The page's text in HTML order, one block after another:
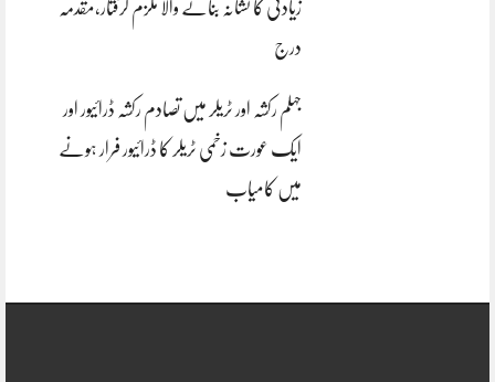
زیادتی کا نشانہ بنانے والا ملزم گرفتار،مقدمہ
درج
جہلم رکشہ اور ٹریلر میں تصادم رکشہ ڈرائیور اور
ایک عورت زخمی ٹریلر کا ڈرائیور فرار ہونے
میں کامیاب